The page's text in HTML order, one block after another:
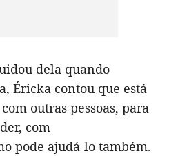
dela quando
Éricka contou que está
outras pessoas, para
com
pode ajudá-lo também.